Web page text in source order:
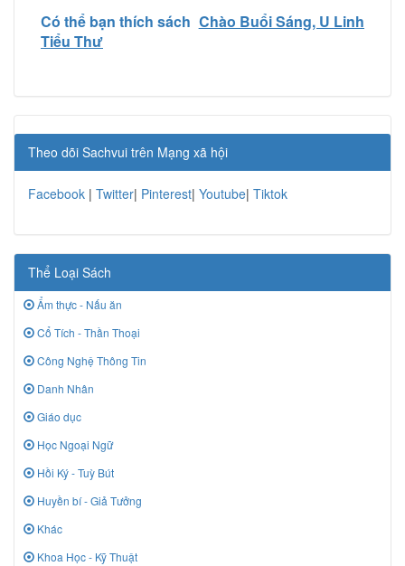
Có thể bạn thích sách Chào Buổi Sáng, U Linh
Tiểu Thư
Theo dõi Sachvui trên Mạng xã hội
Facebook | Twitter| Pinterest| Youtube| Tiktok
Thể Loại Sách
Ẩm thực - Nấu ăn
Cổ Tích - Thần Thoại
Công Nghệ Thông Tin
Danh Nhân
Giáo dục
Học Ngoại Ngữ
Hồi Ký - Tuỳ Bút
Huyền bí - Giả Tưởng
Khác
Khoa Học - Kỹ Thuật